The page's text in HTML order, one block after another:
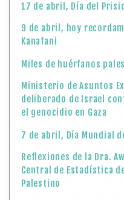
17 de abril, Día del
9 de abril, hoy
Kanafani
Miles de huérfanos
Ministerio de Asuntos
deliberado de Israel
el genocidio en Gaza
7 de abril, Día Mundial
Reflexiones de la Dra.
Central de Estadística
Palestino